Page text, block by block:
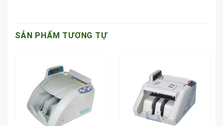
SẢN PHẨM TƯƠNG TỰ